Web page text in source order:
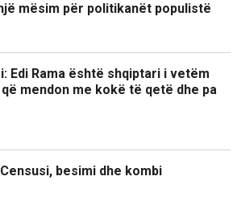
mësim për politikanët populistë
Edi Rama është shqiptari i vetëm
mendon me kokë të qetë dhe pa
besimi dhe kombi